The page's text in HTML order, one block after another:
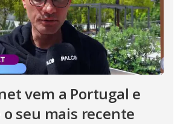
vem a Portugal e
seu mais recente